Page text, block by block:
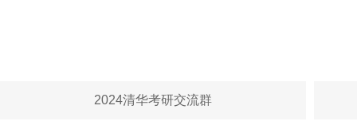
2024清华考研交流群